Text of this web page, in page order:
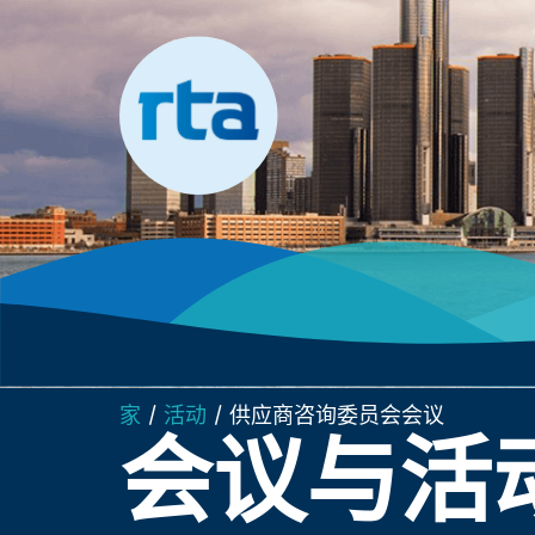
容
家 / 活动 / 供应商咨询委员会会议
会议与活